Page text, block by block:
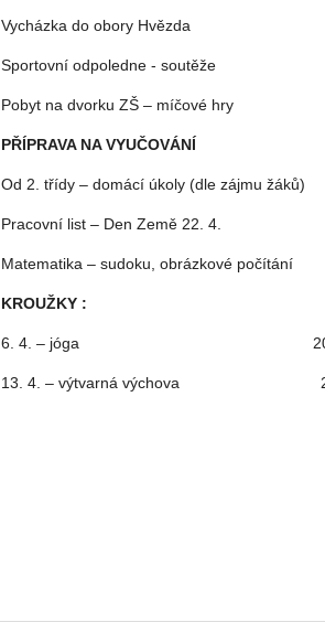
Vycházka do obory Hvězda
Sportovní odpoledne - soutěže
Pobyt na dvorku ZŠ – míčové hry
PŘÍPRAVA NA VYUČOVÁNÍ
Od 2. třídy – domácí úkoly (dle zájmu žáků)
Pracovní list – Den Země 22. 4.
Matematika – sudoku, obrázkové počítání
KROUŽKY :
6. 4. – jóga 20. 4.
13. 4. – výtvarná výchova 27.